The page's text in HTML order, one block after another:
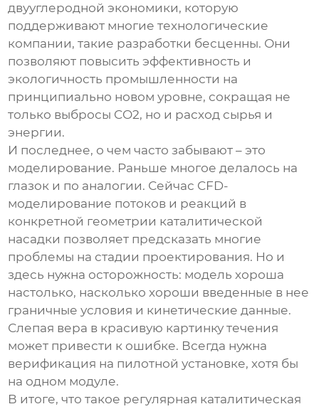
двууглеродной экономики, которую
поддерживают многие технологические
компании, такие разработки бесценны. Они
позволяют повысить эффективность и
экологичность промышленности на
принципиально новом уровне, сокращая не
только выбросы CO2, но и расход сырья и
энергии.
И последнее, о чем часто забывают – это
моделирование. Раньше многое делалось на
глазок и по аналогии. Сейчас CFD-
моделирование потоков и реакций в
конкретной геометрии каталитической
насадки позволяет предсказать многие
проблемы на стадии проектирования. Но и
здесь нужна осторожность: модель хороша
настолько, насколько хороши введенные в нее
граничные условия и кинетические данные.
Слепая вера в красивую картинку течения
может привести к ошибке. Всегда нужна
верификация на пилотной установке, хотя бы
на одном модуле.
В итоге, что такое регулярная каталитическая